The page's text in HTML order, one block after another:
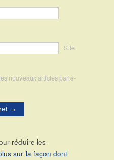
Site
nouveaux articles par e-
réduire les
sur la façon dont